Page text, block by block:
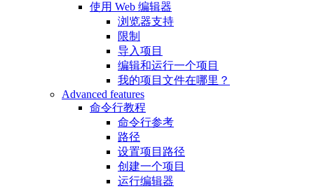
使用 Web 编辑器
浏览器支持
限制
导入项目
编辑和运行一个项目
我的项目文件在哪里？
Advanced features
命令行教程
命令行参考
路径
设置项目路径
创建一个项目
运行编辑器